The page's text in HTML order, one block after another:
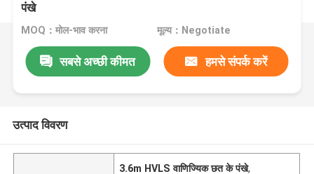
पंखे
MOQ：मोल-भाव करना मूल्य：Negotiate
सबसे अच्छी कीमत हमसे संपर्क करें
उत्पाद विवरण
3.6m HVLS वाणिज्यिक छत के पंखे,